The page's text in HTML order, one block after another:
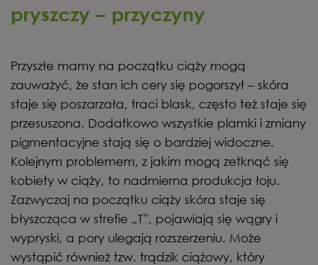
pryszczy – przyczyny
Przyszłe mamy na początku ciąży mogą
zauważyć, że stan ich cery się pogorszył – skóra
staje się poszarzała, traci blask, często też staje się
przesuszona. Dodatkowo wszystkie plamki i zmiany
pigmentacyjne stają się o bardziej widoczne.
Kolejnym problemem, z jakim mogą zetknąć się
kobiety w ciąży, to nadmierna produkcja łoju.
Zazwyczaj na początku ciąży skóra staje się
błyszcząca w strefie „T”, pojawiają się wągry i
wypryski, a pory ulegają rozszerzeniu. Może
wystąpić również tzw. trądzik ciążowy, który